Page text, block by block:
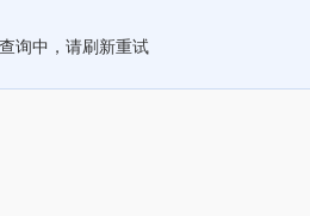
询中，请刷新重试